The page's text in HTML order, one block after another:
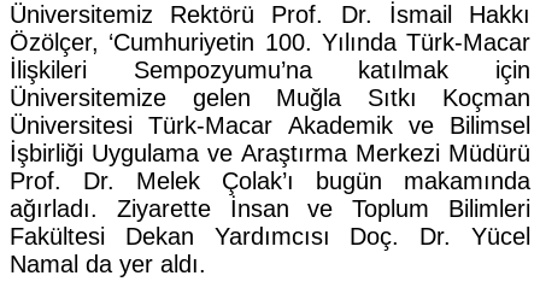
Üniversitemiz Rektörü Prof. Dr. İsmail Hakkı
Özölçer, ‘Cumhuriyetin 100. Yılında Türk-Macar
İlişkileri Sempozyumu’na katılmak için
Üniversitemize gelen Muğla Sıtkı Koçman
Üniversitesi Türk-Macar Akademik ve Bilimsel
İşbirliği Uygulama ve Araştırma Merkezi Müdürü
Prof. Dr. Melek Çolak’ı bugün makamında
ağırladı. Ziyarette İnsan ve Toplum Bilimleri
Fakültesi Dekan Yardımcısı Doç. Dr. Yücel
Namal da yer aldı.